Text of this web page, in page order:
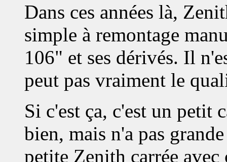
Dans ces années là,
simple à remontage
106" et ses dérivés. Il
peut pas vraiment le
Si c'est ça, c'est un petit
bien, mais n'a pas
petite Zenith carrée